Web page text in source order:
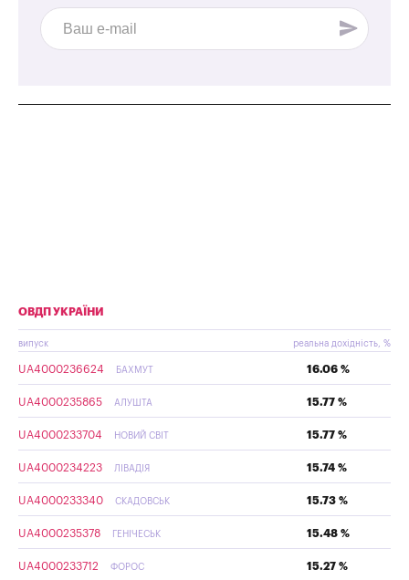
ОВДП УКРАЇНИ
випуск реальна дохідність, %
UA4000236624 БАХМУТ 16.06 %
UA4000235865 АЛУШТА 15.77 %
UA4000233704 НОВИЙ СВІТ 15.77 %
UA4000234223 ЛІВАДІЯ 15.74 %
UA4000233340 СКАДОВСЬК 15.73 %
UA4000235378 ГЕНІЧЕСЬК 15.48 %
UA4000233712 ФОРОС 15.27 %